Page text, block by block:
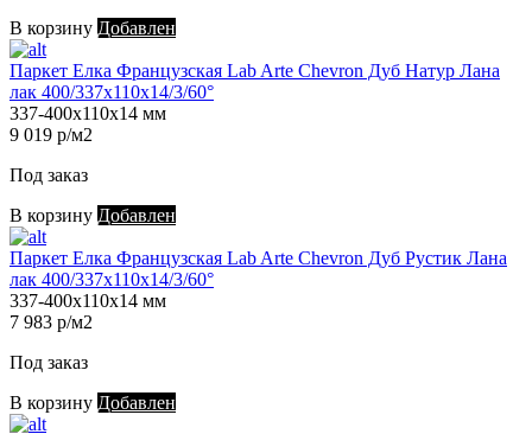
В корзину Добавлен
Паркет Елка Французская Lab Arte Chevron Дуб Натур Лана
лак 400/337х110х14/3/60°
337-400х110х14 мм
9 019 р/м2
Под заказ
В корзину Добавлен
Паркет Елка Французская Lab Arte Chevron Дуб Рустик Лана
лак 400/337х110х14/3/60°
337-400х110х14 мм
7 983 р/м2
Под заказ
В корзину Добавлен